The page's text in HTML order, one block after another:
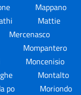
Mappano
Mattie
Mercenasco
Mompantero
Moncenisio
Montalto
po
Moriondo